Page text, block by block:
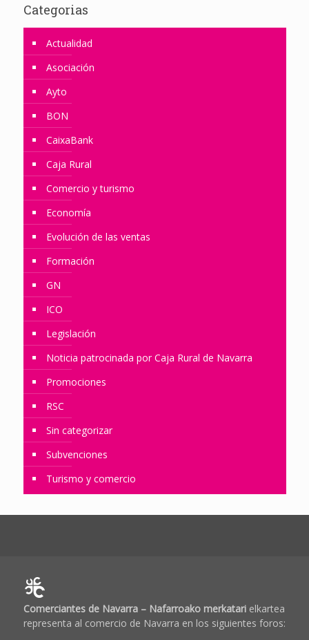
Categorias
Actualidad
Asociación
Ayto
BON
CaixaBank
Caja Rural
Comercio y turismo
Economía
Evolución de las ventas
Formación
GN
ICO
Legislación
Noticia patrocinada por Caja Rural de Navarra
Promociones
RSC
Sin categorizar
Subvenciones
Turismo y comercio
Comerciantes de Navarra – Nafarroako merkatarielkartea
representa al comercio de Navarra en los siguientes foros: